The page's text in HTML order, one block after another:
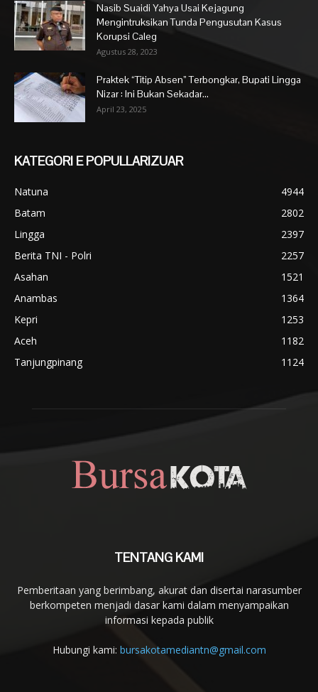
Nasib Suaidi Yahya Usai Kejagung
Mengintruksikan Tunda Pengusutan Kasus
Korupsi Caleg
Agustus 28, 2023
Praktek “Titip Absen” Terbongkar, Bupati Lingga
Nizar : Ini Bukan Sekadar...
April 23, 2025
KATEGORI E POPULLARIZUAR
Natuna
4944
Batam
2802
Lingga
2397
Berita TNI - Polri
2257
Asahan
1521
Anambas
1364
Kepri
1253
Aceh
1182
Tanjungpinang
1124
TENTANG KAMI
Pemberitaan yang berimbang, akurat dan disertai narasumber
berkompeten menjadi dasar kami dalam menyampaikan
informasi kepada publik
Hubungi kami: bursakotamediantn@gmail.com